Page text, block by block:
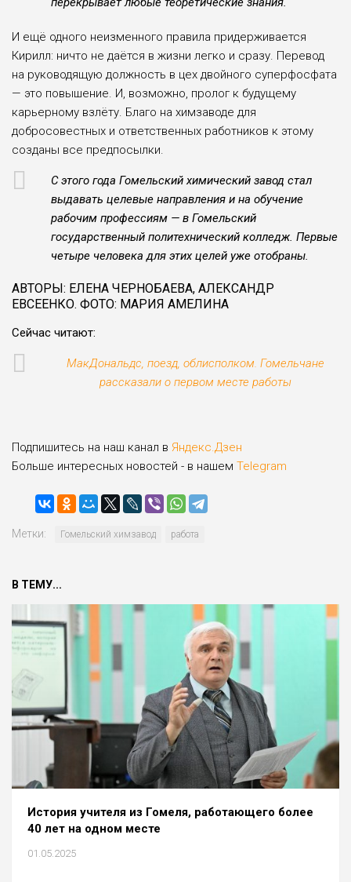
И ещё одного неизменного правила придерживается
Кирилл: ничто не даётся в жизни легко и сразу. Перевод
на руководящую должность в цех двойного суперфосфата
— это повышение. И, возможно, пролог к будущему
карьерному взлёту. Благо на химзаводе для
добросовестных и ответственных работников к этому
созданы все предпосылки.
С этого года Гомельский химический завод стал
выдавать целевые направления и на обучение
рабочим профессиям — в Гомельский
государственный политехнический колледж. Первые
четыре человека для этих целей уже отобраны.
АВТОРЫ: ЕЛЕНА ЧЕРНОБАЕВА, АЛЕКСАНДР
ЕВСЕЕНКО. ФОТО: МАРИЯ АМЕЛИНА
Сейчас читают:
МакДональдс, поезд, облисполком. Гомельчане
рассказали о первом месте работы
Подпишитесь на наш канал в Яндекс.Дзен
Больше интересных новостей - в нашем Telegram
Метки: Гомельский химзавод работа
В ТЕМУ...
История учителя из Гомеля, работающего более
40 лет на одном месте
01.05.2025